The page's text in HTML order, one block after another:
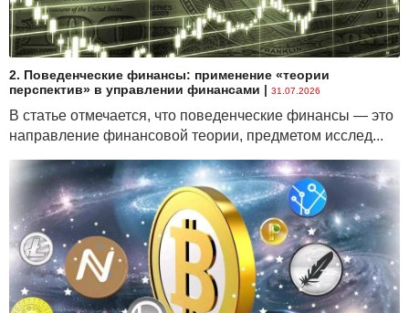
2. Поведенческие финансы: применение «теории
перспектив» в управлении финансами | 31.07.2026
В статье отмечается, что поведенческие финансы — это
направление финансовой теории, предметом исслед...